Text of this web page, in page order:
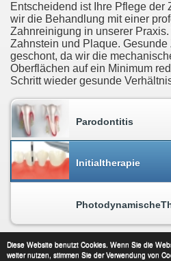
Diese Website benutzt Cookies. Wenn Sie die
weiter nutzen, stimmen Sie der Verwendung von
Entscheidend ist Ihre Pflege der
wir die Behandlung mit einer
Zahnreinigung in unserer
Zahnstein und Plaque. Gesunde
geschont, da wir die
Oberflächen auf ein Minimum
Schritt wieder gesunde
Parodontitis
Initialtherapie